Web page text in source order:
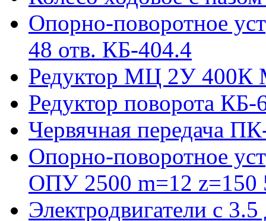
Опорно-поворотное
48 отв. КБ-404.4
Редуктор МЦ 2У 400К
Редуктор поворота КБ-
Червячная передача
Опорно-поворотное
ОПУ 2500 m=12 z=150
Электродвигатели с